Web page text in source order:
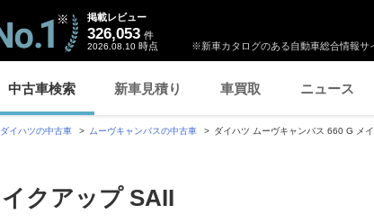
※新車カタログのある自動車総合情報サ
掲載レビュー
326,053 件
2026.08.10 時点
中古車検索 新車見積り 車買取 ニュース
ダイハツの中古車 ムーヴキャンバスの中古車
ダイハツ ムーヴキャンバス 660 G メ
クアップ SAII